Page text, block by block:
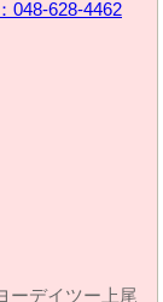
ーデイツー上尾